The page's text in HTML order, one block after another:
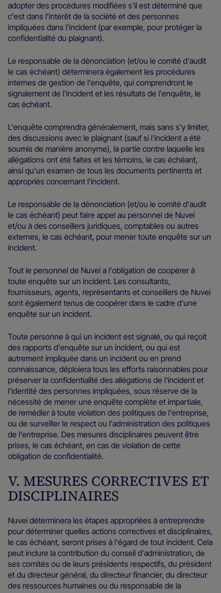
adopter des procédures modifiées s'il est déterminé que
c'est dans l'intérêt de la société et des personnes
impliquées dans l'incident (par exemple, pour protéger la
confidentialité du plaignant).
Le responsable de la dénonciation (et/ou le comité d'audit
le cas échéant) déterminera également les procédures
internes de gestion de l'enquête, qui comprendront le
signalement de l'incident et les résultats de l'enquête, le
cas échéant.
L'enquête comprendra généralement, mais sans s'y limiter,
des discussions avec le plaignant (sauf si l'incident a été
soumis de manière anonyme), la partie contre laquelle les
allégations ont été faites et les témoins, le cas échéant,
ainsi qu'un examen de tous les documents pertinents et
appropriés concernant l'incident.
Le responsable de la dénonciation (et/ou le comité d'audit
le cas échéant) peut faire appel au personnel de Nuvei
et/ou à des conseillers juridiques, comptables ou autres
externes, le cas échéant, pour mener toute enquête sur un
incident.
Tout le personnel de Nuvei a l'obligation de coopérer à
toute enquête sur un incident. Les consultants,
fournisseurs, agents, représentants et conseillers de Nuvei
sont également tenus de coopérer dans le cadre d'une
enquête sur un incident.
Toute personne à qui un incident est signalé, ou qui reçoit
des rapports d'enquête sur un incident, ou qui est
autrement impliquée dans un incident ou en prend
connaissance, déploiera tous les efforts raisonnables pour
préserver la confidentialité des allégations de l'incident et
l'identité des personnes impliquées, sous réserve de la
nécessité de mener une enquête complète et impartiale,
de remédier à toute violation des politiques de l'entreprise,
ou de surveiller le respect ou l'administration des politiques
de l'entreprise. Des mesures disciplinaires peuvent être
prises, le cas échéant, en cas de violation de cette
obligation de confidentialité.
V. MESURES CORRECTIVES ET
DISCIPLINAIRES
Nuvei déterminera les étapes appropriées à entreprendre
pour déterminer quelles actions correctives et disciplinaires,
le cas échéant, seront prises à l'égard de tout incident. Cela
peut inclure la contribution du conseil d'administration, de
ses comités ou de leurs présidents respectifs, du président
et du directeur général, du directeur financier, du directeur
des ressources humaines ou du responsable de la